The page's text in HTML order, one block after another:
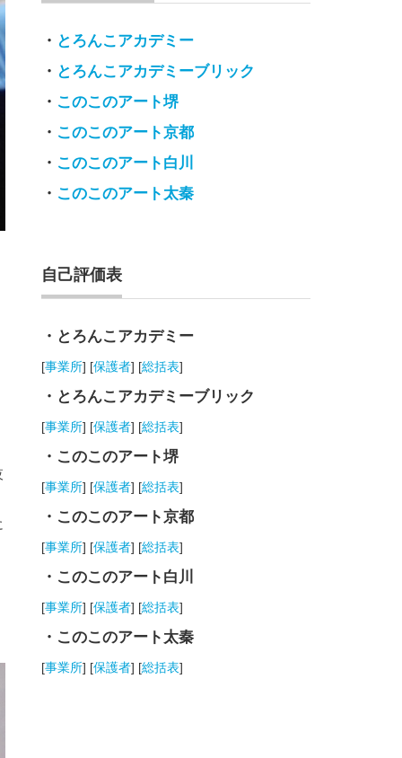
・ とろんこアカデミー
・ とろんこアカデミーブリック
・ このこのアート堺
・ このこのアート京都
・ このこのアート白川
・ このこのアート太秦
自己評価表
・とろんこアカデミー
[事業所] [保護者] [総括表]
・とろんこアカデミーブリック
[事業所] [保護者] [総括表]
・このこのアート堺
[事業所] [保護者] [総括表]
・このこのアート京都
[事業所] [保護者] [総括表]
・このこのアート白川
[事業所] [保護者] [総括表]
・このこのアート太秦
[事業所] [保護者] [総括表]